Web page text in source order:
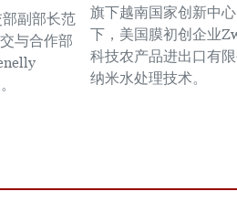
副部长范
与合作部
旗下越南国家创新中
下，美国膜初创企业
科技农产品进出口有
纳米水处理技术。